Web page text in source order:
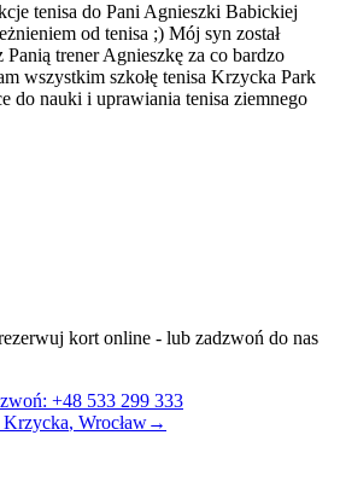
tenisa do Pani Agnieszki Babickiej
od tenisa ;) Mój syn został
trener Agnieszkę za co bardzo
wszystkim szkołę tenisa Krzycka Park
do nauki i uprawiania tenisa ziemnego
kort online - lub zadzwoń do nas
+48 533 299 333
Krzycka, Wrocław→